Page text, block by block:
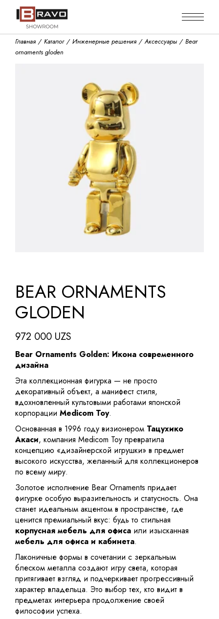
Главная Каталог Инженерные решения Аксессуары
Bear
ornaments gloden
BEAR ORNAMENTS
GLODEN
972 000 UZS
Bear Ornaments Golden: Икона современного
дизайна
Эта коллекционная фигурка — не просто
декоративный объект, а манифест стиля,
вдохновленный культовыми работами японской
корпорацииMedicom Toy.
Основанная в 1996 году визионером Тацухико
Акаси, компания Medicom Toy превратила
концепцию «дизайнерской игрушки» в предмет
высокого искусства, желанный для коллекционеров
по всему миру.
Золотое исполнение Bear Ornaments придает
фигурке особую выразительность и статусность. Она
станет идеальным акцентом в пространстве, где
ценится премиальный вкус: будь то стильная
корпусная мебель для офиса или изысканная
мебель для офиса и кабинета.
Лаконичные формы в сочетании с зеркальным
блеском металла создают игру света, которая
притягивает взгляд и подчеркивает прогрессивный
характер владельца. Это выбор тех, кто видит в
предметах интерьера продолжение своей
философии успеха.